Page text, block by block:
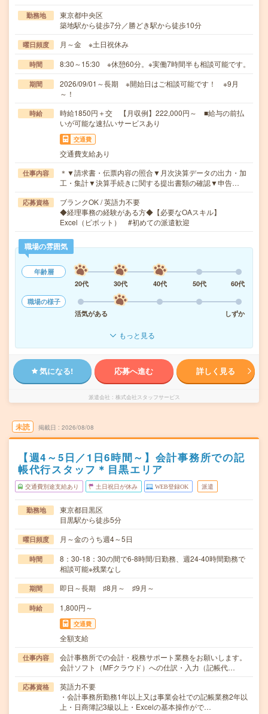
勤務地
東京都中央区
築地駅から徒歩7分／勝どき駅から徒歩10分
曜日頻度 月～金 ※土日祝休み
時間 8:30～15:30 ※休憩60分。※実働7時間半も相談可能です。
期間
2026/09/01～長期 ※開始日はご相談可能です！ ※9月
～！
時給
時給1850円＋交 【月収例】222,000円～ ■給与の前払
いが可能な速払いサービスあり
交通費
交通費支給あり
仕事内容
＊▼請求書・伝票内容の照合▼月次決算データの出力・加
工・集計▼決算手続きに関する提出書類の確認▼申告…
応募資格
ブランクOK / 英語力不要
◆経理事務の経験がある方◆【必要なOAスキル】
Excel（ピボット） #初めての派遣歓迎
職場の雰囲気
年齢層
20代
30代 40代 50代
60代
職場の様子
活気がある
しずか
もっと見る
気になる! 応募へ進む 詳しく見る
派遣会社 株式会社スタッフサービス
未読 掲載日 2026/08/08
【週4～5日／1日6時間～】会計事務所での記
帳代行スタッフ＊目黒エリア
交通費別途支給あり 土日祝日が休み WEB登録OK 派遣
勤務地
東京都目黒区
目黒駅から徒歩5分
曜日頻度 月～金のうち週4～5日
時間
8：30-18：30の間で6-8時間/日勤務、週24-40時間勤務で
相談可能※残業なし
期間 即日～長期 ♯8月～ ♯9月～
時給 1,800円～
交通費
全額支給
仕事内容
会計事務所での会計・税務サポート業務をお願いします。
会計ソフト（MFクラウド）への仕訳・入力（記帳代…
応募資格
英語力不要
・会計事務所勤務1年以上又は事業会社での記帳業務2年以
上・日商簿記3級以上・Excelの基本操作がで…